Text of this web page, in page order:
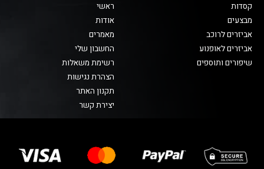
קסדות
מבצעים
אביזרים לרוכב
אביזרים לאופנוע
שיפורים ותוספים
ראשי
אודות
מאמרים
החשבון שלי
רשימת משאלות
הצהרת נגישות
תקנון האתר
יצירת קשר